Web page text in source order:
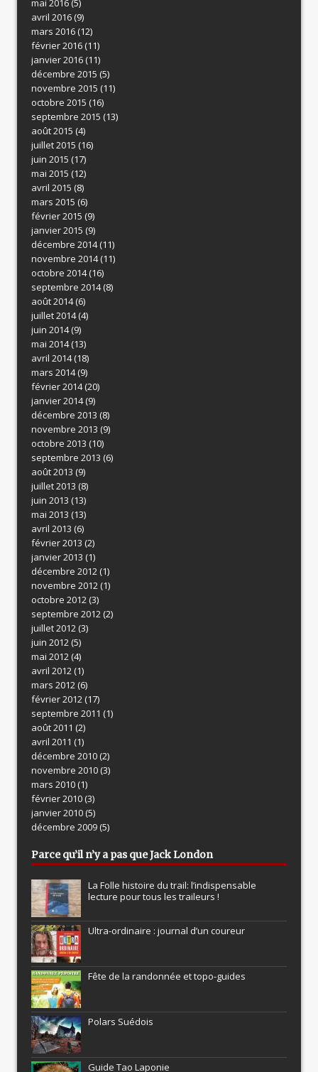
mai 2016(5)
avril 2016(9)
mars 2016(12)
février 2016(11)
janvier 2016(11)
décembre 2015 (5)
novembre 2015 (11)
octobre 2015 (16)
septembre 2015 (13)
août 2015 (4)
juillet 2015 (16)
juin 2015 (17)
mai 2015 (12)
avril 2015 (8)
mars 2015 (6)
février 2015 (9)
janvier 2015 (9)
décembre 2014(11)
novembre 2014(11)
octobre 2014(16)
septembre 2014(8)
août 2014(6)
juillet 2014(4)
juin 2014(9)
mai 2014(13)
avril 2014(18)
mars 2014(9)
février 2014(20)
janvier 2014(9)
décembre 2013 (8)
novembre 2013 (9)
octobre 2013 (10)
septembre 2013 (6)
août 2013 (9)
juillet 2013 (8)
juin 2013 (13)
mai 2013 (13)
avril 2013 (6)
février 2013 (2)
janvier 2013 (1)
décembre 2012(1)
novembre 2012(1)
octobre 2012(3)
septembre 2012(2)
juillet 2012(3)
juin 2012(5)
mai 2012(4)
avril 2012(1)
mars 2012(6)
février 2012(17)
septembre 2011 (1)
août 2011 (2)
avril 2011 (1)
décembre 2010(2)
novembre 2010(3)
mars 2010(1)
février 2010(3)
janvier 2010(5)
décembre 2009(5)
Parce qu’il n’y a pas que Jack London
La Folle histoire du trail: l’indispensable
lecture pour tous les traileurs !
Ultra-ordinaire : journal d’un coureur
Fête de la randonnée et topo-guides
Polars Suédois
Guide Tao Laponie